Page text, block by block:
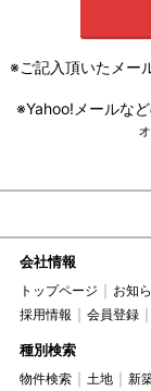
※ご記入頂いたメー
※Yahoo!メールな
会社情報
トップページ お知
採用情報
会員登録
種別検索
物件検索 土地 新